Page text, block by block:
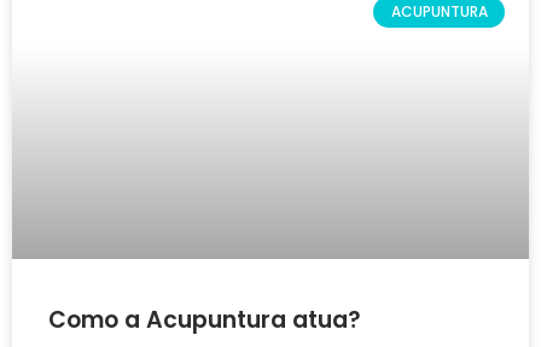
ACUPUNTURA
Como a Acupuntura atua?